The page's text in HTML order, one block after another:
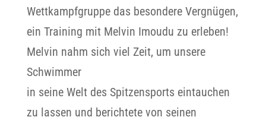
Wettkampfgruppe das besondere Vergnügen,
ein Training mit Melvin Imoudu zu erleben!
Melvin nahm sich viel Zeit, um unsere
Schwimmer
in seine Welt des Spitzensports eintauchen
zu lassen und berichtete von seinen